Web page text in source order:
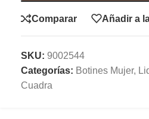
Comparar Añadir a
SKU: 9002544
Categorías: Botines Mujer,
Cuadra